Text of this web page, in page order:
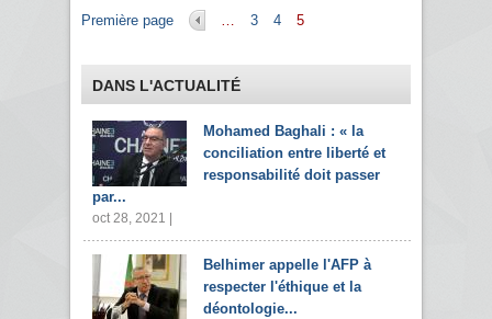
Pages
Première page … 3 4 5
DANS L'ACTUALITÉ
Mohamed Baghali : « la
conciliation entre liberté et
responsabilité doit passer
par...
oct 28, 2021 |
Belhimer appelle l'AFP à
respecter l'éthique et la
déontologie...